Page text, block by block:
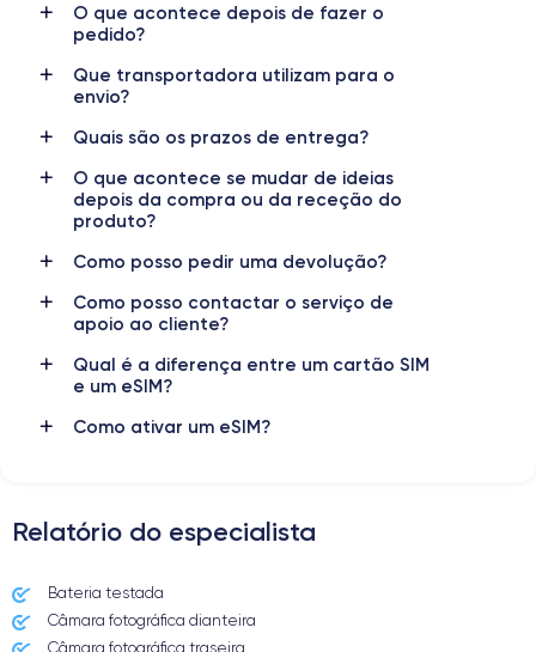
Resolução de vídeo
4K - 3840 x 2160 px
Carregamento rápido
Bateria
Rede móvel Desbloqueado
Sim, para todos os operadores
O que acontece depois de fazer o
pedido?
Que transportadora utilizam para o
envio?
Quais são os prazos de entrega?
O que acontece se mudar de ideias
depois da compra ou da receção do
produto?
Como posso pedir uma devolução?
Como posso contactar o serviço de
apoio ao cliente?
Qual é a diferença entre um cartão SIM
e um eSIM?
Como ativar um eSIM?
Relatório do especialista
Bateria testada
Câmara fotográfica dianteira
Câmara fotográfica traseira